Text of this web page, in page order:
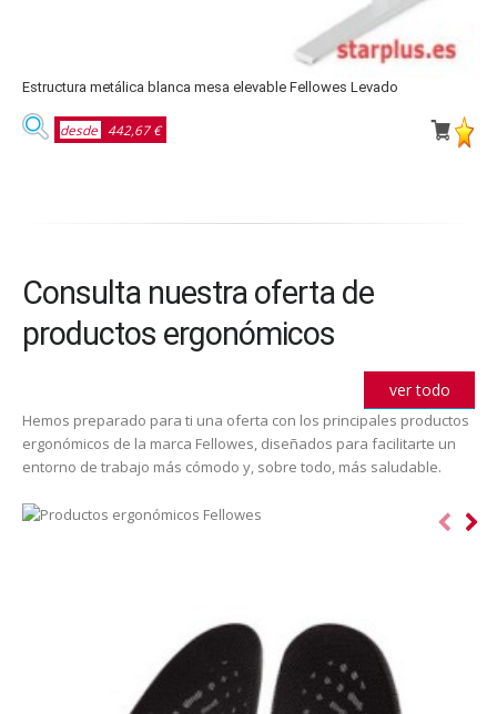
Estructura metálica blanca mesa elevable Fellowes Levado
desde 442,67 €
Consulta nuestra oferta de
productos ergonómicos
ver todo
Hemos preparado para ti una oferta con los principales productos
ergonómicos de la marca Fellowes, diseñados para facilitarte un
entorno de trabajo más cómodo y, sobre todo, más saludable.